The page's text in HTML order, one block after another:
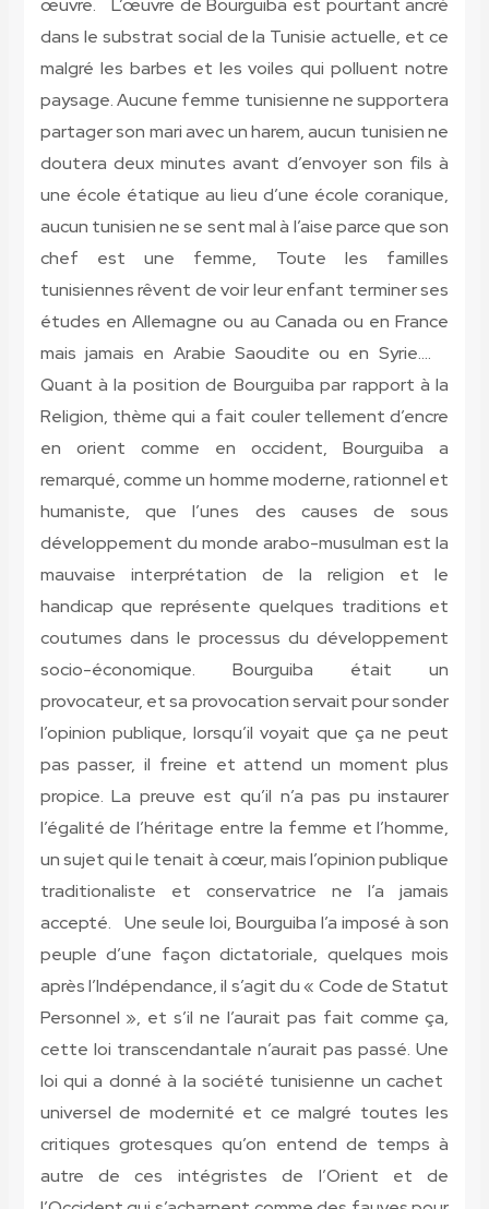
œuvre. L’œuvre de Bourguiba est pourtant ancré
dans le substrat social de la Tunisie actuelle, et ce
malgré les barbes et les voiles qui polluent notre
paysage. Aucune femme tunisienne ne supportera
partager son mari avec un harem, aucun tunisien ne
doutera deux minutes avant d’envoyer son fils à
une école étatique au lieu d’une école coranique,
aucun tunisien ne se sent mal à l’aise parce que son
chef est une femme, Toute les familles
tunisiennes rêvent de voir leur enfant terminer ses
études en Allemagne ou au Canada ou en France
mais jamais en Arabie Saoudite ou en Syrie….
Quant à la position de Bourguiba par rapport à la
Religion, thème qui a fait couler tellement d’encre
en orient comme en occident, Bourguiba a
remarqué, comme un homme moderne, rationnel et
humaniste, que l’unes des causes de sous
développement du monde arabo-musulman est la
mauvaise interprétation de la religion et le
handicap que représente quelques traditions et
coutumes dans le processus du développement
socio-économique. Bourguiba était un
provocateur, et sa provocation servait pour sonder
l’opinion publique, lorsqu’il voyait que ça ne peut
pas passer, il freine et attend un moment plus
propice. La preuve est qu’il n’a pas pu instaurer
l’égalité de l’héritage entre la femme et l’homme,
un sujet qui le tenait à cœur, mais l’opinion publique
traditionaliste et conservatrice ne l’a jamais
accepté. Une seule loi, Bourguiba l’a imposé à son
peuple d’une façon dictatoriale, quelques mois
après l’Indépendance, il s’agit du « Code de Statut
Personnel », et s’il ne l’aurait pas fait comme ça,
cette loi transcendantale n’aurait pas passé. Une
loi qui a donné à la société tunisienne un cachet
universel de modernité et ce malgré toutes les
critiques grotesques qu’on entend de temps à
autre de ces intégristes de l’Orient et de